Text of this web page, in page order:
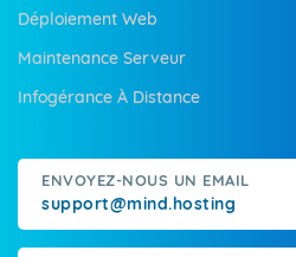
Déploiement Web
Maintenance Serveur
Infogérance À Distance
ENVOYEZ-NOUS UN EMAIL
support@mind.hosting